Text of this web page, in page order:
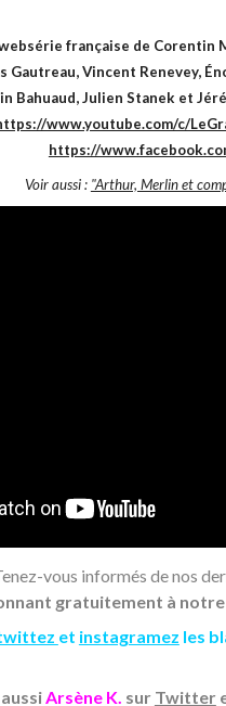
française de Corentin
Gautreau, Vincent Renevey,
Bahuaud, Julien Stanek et
www.youtube.com/c/
https://
Voir aussi : "Arthur, Merlin et
vous informés de nos
gratuitement à
et instagramez les
Arsène K. sur Twitter